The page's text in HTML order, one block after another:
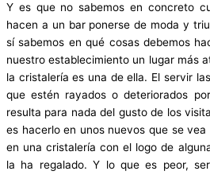
Y es que no sabemos en concreto
hacen a un bar ponerse de moda y
sí sabemos en qué cosas debemos
nuestro establecimiento un lugar más
la cristalería es una de ella. El servir
que estén rayados o deteriorados
resulta para nada del gusto de los
es hacerlo en unos nuevos que se
en una cristalería con el logo de
la ha regalado. Y lo que es peor,